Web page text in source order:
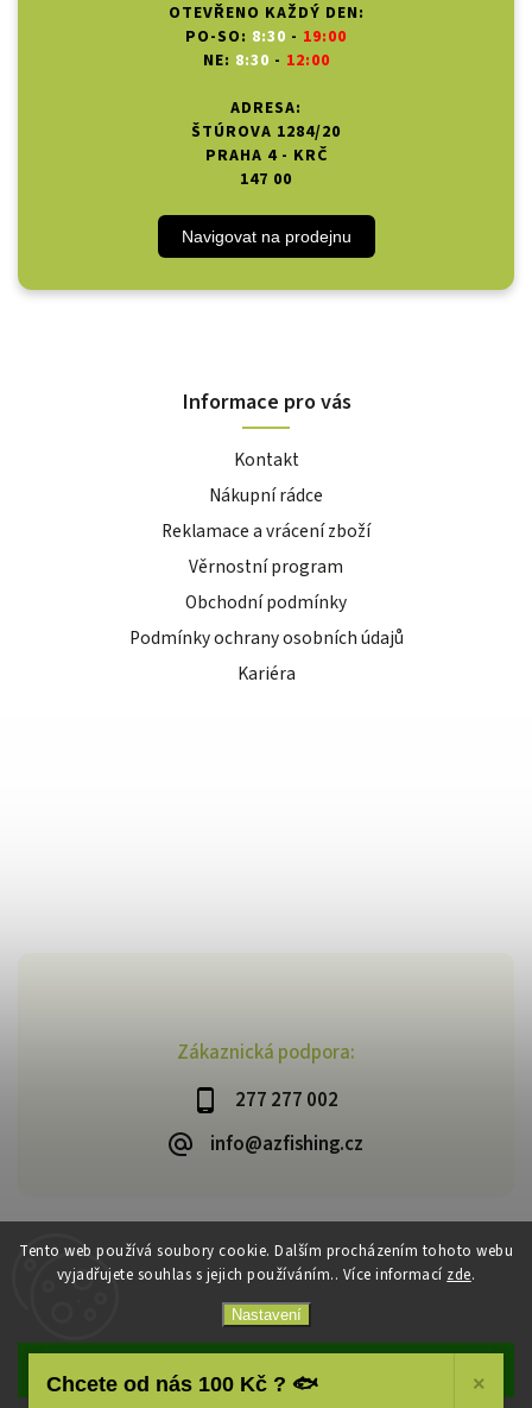
Tento web používá soubory cookie. Dalším procházením tohoto webu
vyjadřujete souhlas s jejich používáním.. Více informací zde.
Nastavení
Souhlasím
Zákaznická podpora:
277 277 002
info@azfishing.cz
OTEVŘENO KAŽDÝ DEN:
PO-SO: 8:30 - 19:00
NE: 8:30 - 12:00
ADRESA:
ŠTÚROVA 1284/20
PRAHA 4 - KRČ
147 00
Navigovat na prodejnu
Informace pro vás
Kontakt
Nákupní rádce
Reklamace a vrácení zboží
Věrnostní program
Obchodní podmínky
Podmínky ochrany osobních údajů
Kariéra
Copyright 2026AzFishing.cz. Všechna práva vyhrazena.
VytvořilShoptet| Design
Chcete od nás 100 Kč ? 🐟 ×